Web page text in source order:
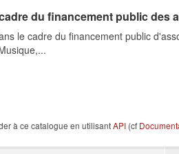
du financement public des
le cadre du financement public
à ce catalogue en utilisantAPI (cf